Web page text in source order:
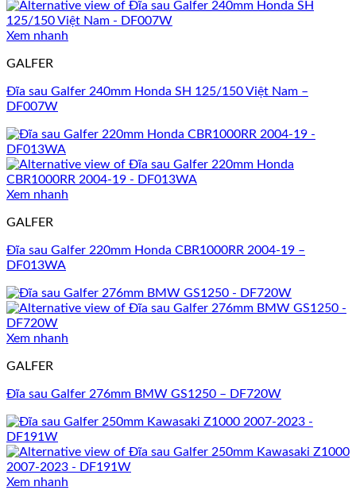
Xem nhanh
GALFER
Đĩa sau Galfer 240mm Honda SH 125/150 Việt Nam –
DF007W
Xem nhanh
GALFER
Đĩa sau Galfer 220mm Honda CBR1000RR 2004-19 –
DF013WA
Xem nhanh
GALFER
Đĩa sau Galfer 276mm BMW GS1250 – DF720W
Xem nhanh